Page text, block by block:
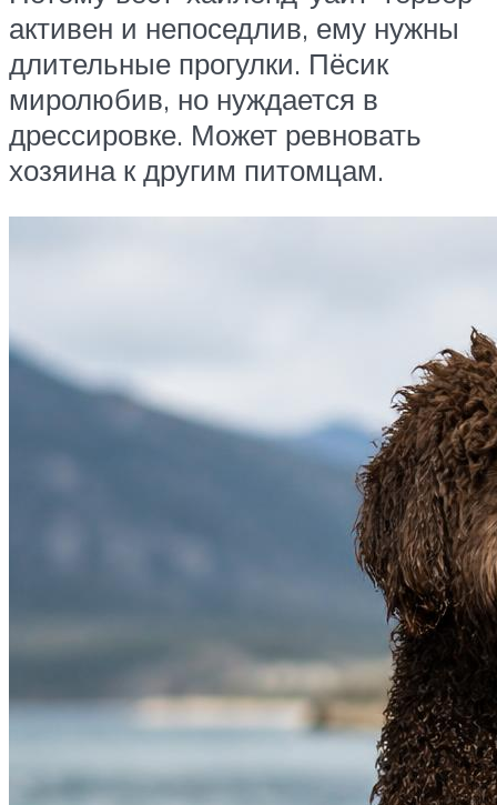
активен и непоседлив, ему нужны
длительные прогулки. Пёсик
миролюбив, но нуждается в
дрессировке. Может ревновать
хозяина к другим питомцам.